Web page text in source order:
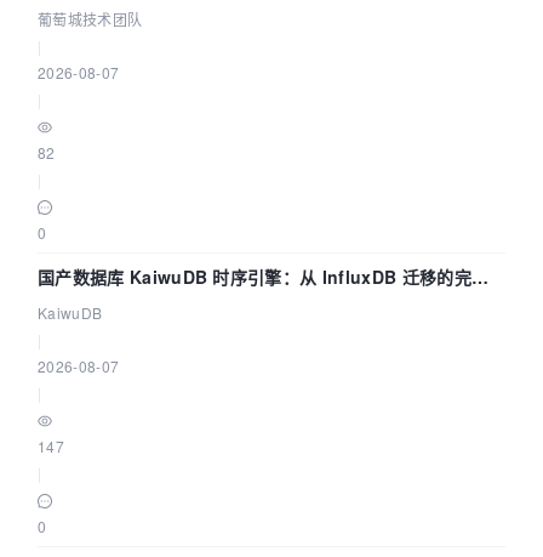
数联动全闭环
葡萄城技术团队
2026-08-07
82
0
国产数据库 KaiwuDB 时序引擎：从 InfluxDB 迁移的完整
技术路径
KaiwuDB
2026-08-07
147
0